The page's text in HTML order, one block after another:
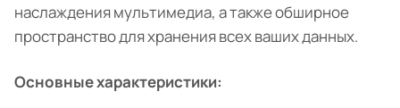
наслаждения мультимедиа, а также обширное
пространство для хранения всех ваших данных.
Основные характеристики: